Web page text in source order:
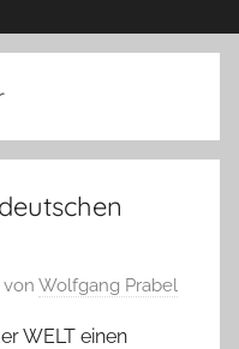
von Wolfgang Prabel
WELT einen